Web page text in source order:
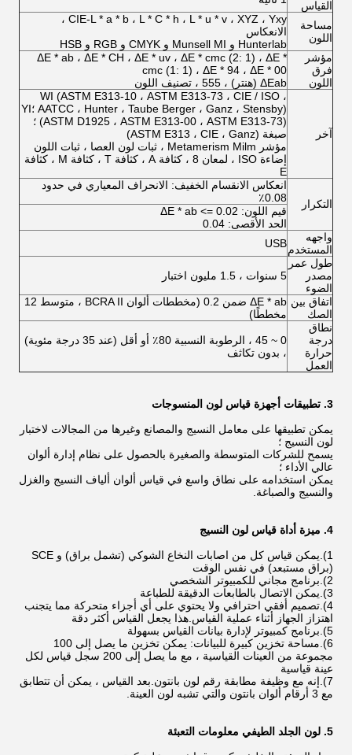
القياس
مساحة
اللون
CIE-L * a * b ، L * C * h ، L * u * v ، XYZ ، Yxy ،
الانعكاس
Hunterlab و Munsell MI و CMYK و RGB و HSB
مؤشر
فرق
اللون
ΔE * ab ، ΔE * CH ، ΔE * uv ، ΔE * cmc (2: 1) ، ΔE *
cmc (1: 1) ، ΔE * 94 ، ΔE * 00
ΔEab (هنتر) ، 555 ، تصنيف اللون
آخر
WI (ASTM E313-10 ، ASTM E313-73 ، CIE / ISO ،
AATCC ، Hunter ، Taube Berger ، Ganz ، Stensby) ؛YI
(ASTM D1925 ، ASTM E313-00 ، ASTM E313-73) ؛
صبغة (ASTM E313 ، CIE ، Ganz)
مؤشر Metamerism Milm ، ثبات لون العصا ، ثبات اللون
إضاءة ISO ، لمعان 8 ، كثافة A ، كثافة T ، كثافة M ، كثافة
E
التكرار
انعكاس الانقسام الخفيف: الانحراف المعياري في حدود
0.08٪
قيم اللون: ΔE * ab <= 0.02
الحد الأقصى: 0.04
واجهه
المستخدمUSB
طول عمر
مصدر
الضوء
5 سنوات ، 1.5 مليون اختبار
اتفاق بين
الصك
ΔE * ab ضمن 0.2 (مخططات ألوان BCRA II ، متوسط ​​12
مخططًا)
نطاق
درجة
حرارة
العمل
0 ~ 45 ، الرطوبة النسبية 80٪ أو أقل (عند 35 درجة مئوية)
، بدون تكاثف
3. تطبيقات أجهزة قياس لون المنسوجات
يمكن تطبيقها على معامل النسيج والمصانع وغيرها من المجالات لاختبار
لون النسيج ؛
يسمح للشركات المتوسطة والصغيرة بالحصول على نظام إدارة ألوان
عالي الأداء ؛
يمكن استخدامه على نطاق واسع في قياس ألوان ألياف النسيج والغزل
والنسيج والصباغة.
4. ميزة أداة قياس لون النسيج
1).يمكن قياس كل من اصابات النخاع الشوكي (تشمل براق) و SCE
(براق مستبعد) في نفس الوقت
2).برنامج مجاني للكمبيوتر الشخصي
3).يمكن الاتصال بالطابعات الدقيقة للطباعة
4).تصميم أفقي احترافي ولا يحتوي على أي أجزاء متحركة مما يتجنب
اهتزاز الجهاز أثناء عملية القياس.هذا يجعل القياس أكثر دقة
5).برنامج كمبيوتر لإدارة بيانات القياس بسهولة
6).مساحة تخزين كبيرة للبيانات: يمكن تخزين ما يصل إلى 100
مجموعة من العينات القياسية ، مع ما يصل إلى 200 سجل قياس لكل
عينة قياسية
7).إنه مع وظيفة مطابقة رقم لون بانتون.بعد القياس ، يمكن أن تتطابق
مع 3 أرقام ألوان بانتون والتي تشبه لون العينة.
5. لون الجلد الطيفي معلومات التعبئة